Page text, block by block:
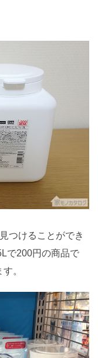
つけることができ
で200円の商品で
。